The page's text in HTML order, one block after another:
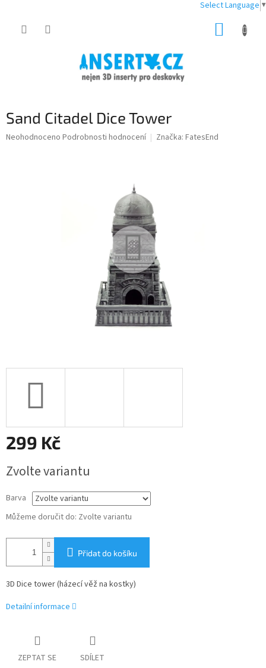
Select Language ▼
Sand Citadel Dice Tower
Průměrné
Neohodnoceno Podrobnosti hodnocení Značka: FatesEnd
299 Kč
cena:
Zvolte variantu
Barva
Můžeme doručit do: Zvolte variantu
Přidat do košíku
3D Dice tower (házecí věž na kostky)
Detailní informace
ZEPTAT SE SDÍLET